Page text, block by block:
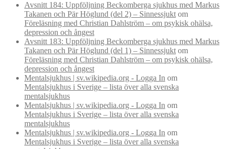
Avsnitt 184: Uppföljning Beckomberga sjukhus med Markus
Takanen och Pär Höglund (del 2) – Sinnessjuktom
Föreläsning med Christian Dahlström – om psykisk ohälsa,
depression och ångest
Avsnitt 183: Uppföljning Beckomberga sjukhus med Markus
Takanen och Pär Höglund (del 1) – Sinnessjuktom
Föreläsning med Christian Dahlström – om psykisk ohälsa,
depression och ångest
Mentalsjukhus | sv.wikipedia.org - Logga In om
Mentalsjukhus i Sverige – lista över alla svenska
mentalsjukhus
Mentalsjukhus | sv.wikipedia.org - Logga In om
Mentalsjukhus i Sverige – lista över alla svenska
mentalsjukhus
Mentalsjukhus | sv.wikipedia.org - Logga In om
Mentalsjukhus i Sverige – lista över alla svenska